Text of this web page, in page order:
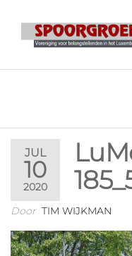
JUL
10
2020
Door TIM WIJKMAN